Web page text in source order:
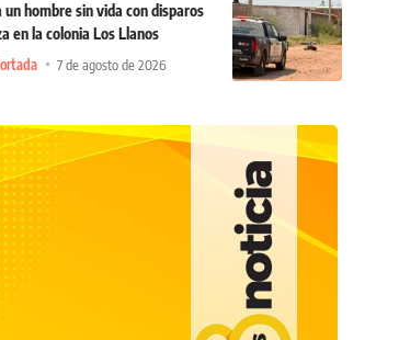
un hombre sin vida con disparos
en la colonia Los Llanos
7 de agosto de 2026